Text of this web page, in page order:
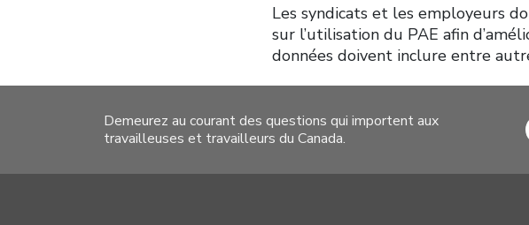
Les syndicats et les employeurs
sur l’utilisation du PAE afin
données doivent inclure entre
Demeurez au courant des questions qui importent aux
travailleuses et travailleurs du Canada.